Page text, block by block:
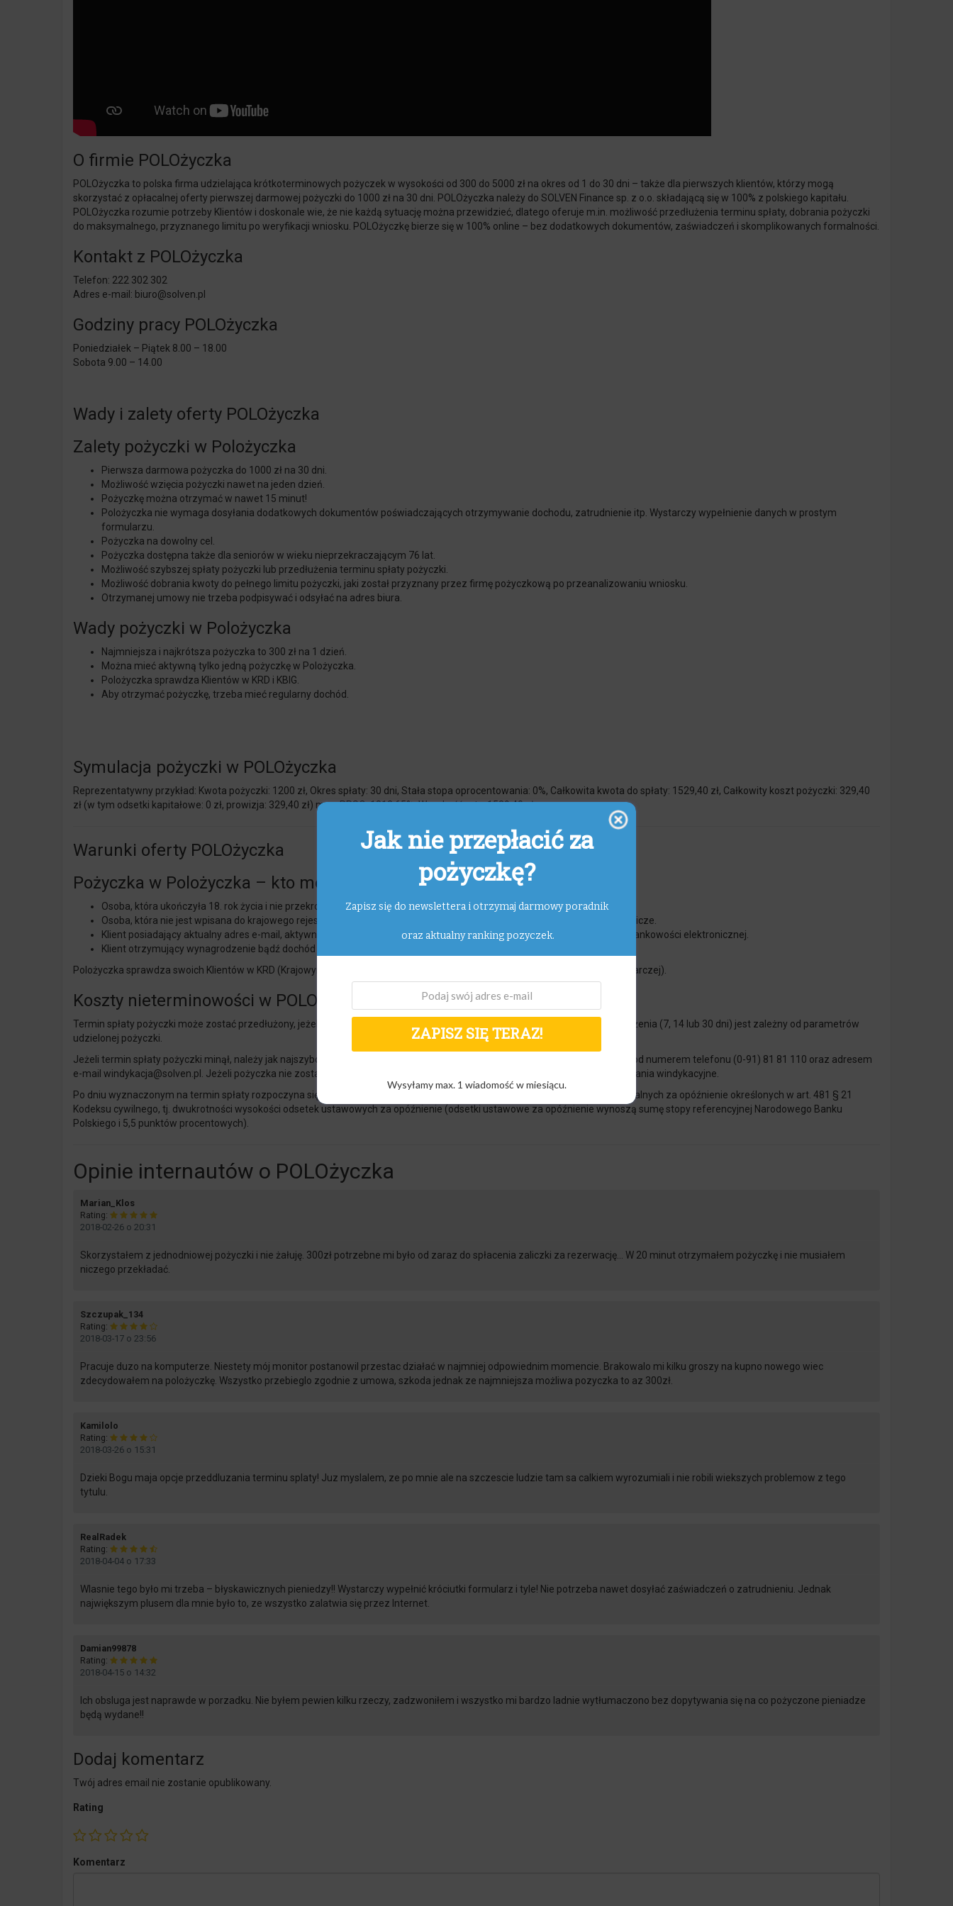
O firmie POLOżyczka
POLOżyczka to polska firma udzielająca krótkoterminowych pożyczek w wysokości od 300 do 5000 zł na okres od 1 do 30 dni – także dla pierwszych klientów, którzy mogą
skorzystać z opłacalnej oferty pierwszej darmowej pożyczki do 1000 zł na 30 dni. POLOżyczka należy do SOLVEN Finance sp. z o.o. składającą się w 100% z polskiego kapitału.
POLOżyczka rozumie potrzeby Klientów i doskonale wie, że nie każdą sytuację można przewidzieć, dlatego oferuje m.in. możliwość przedłużenia terminu spłaty, dobrania pożyczki
do maksymalnego, przyznanego limitu po weryfikacji wniosku. POLOżyczkę bierze się w 100% online – bez dodatkowych dokumentów, zaświadczeń i skomplikowanych formalności.
Kontakt z POLOżyczka
Telefon: 222 302 302
Adres e-mail: biuro@solven.pl
Godziny pracy POLOżyczka
Poniedziałek – Piątek 8.00 – 18.00
Sobota 9.00 – 14.00
Wady i zalety oferty POLOżyczka
Zalety pożyczki w Polożyczka
Pierwsza darmowa pożyczka do 1000 zł na 30 dni.
Możliwość wzięcia pożyczki nawet na jeden dzień.
Pożyczkę można otrzymać w nawet 15 minut!
Polożyczka nie wymaga dosyłania dodatkowych dokumentów poświadczających otrzymywanie dochodu, zatrudnienie itp. Wystarczy wypełnienie danych w prostym
formularzu.
Pożyczka na dowolny cel.
Pożyczka dostępna także dla seniorów w wieku nieprzekraczającym 76 lat.
Możliwość szybszej spłaty pożyczki lub przedłużenia terminu spłaty pożyczki.
Możliwość dobrania kwoty do pełnego limitu pożyczki, jaki został przyznany przez firmę pożyczkową po przeanalizowaniu wniosku.
Otrzymanej umowy nie trzeba podpisywać i odsyłać na adres biura.
Wady pożyczki w Polożyczka
Najmniejsza i najkrótsza pożyczka to 300 zł na 1 dzień.
Można mieć aktywną tylko jedną pożyczkę w Polożyczka.
Polożyczka sprawdza Klientów w KRD i KBIG.
Aby otrzymać pożyczkę, trzeba mieć regularny dochód.
Symulacja pożyczki w POLOżyczka
Reprezentatywny przykład: Kwota pożyczki: 1200 zł, Okres spłaty: 30 dni, Stała stopa oprocentowania: 0%, Całkowita kwota do spłaty: 1529,40 zł, Całkowity koszt pożyczki: 329,40
zł (w tym odsetki kapitałowe: 0 zł, prowizja: 329,40 zł) max. RRSO: 1812,65%, Wysokość raty: 1529,40 zł
Warunki oferty POLOżyczka
Pożyczka w Polożyczka – kto może otrzymać?
Osoba, która ukończyła 18. rok życia i nie przekroczyła 76 lat, i która jest obywatelem Rzeczypospolitej Polskiej.
Osoba, która nie jest wpisana do krajowego rejestru dłużników, a w jej sprawie nie toczy się żadne postępowanie komornicze.
Klient posiadający aktualny adres e-mail, aktywny numer telefonu komórkowego, aktualny dowód osobisty i dostęp do bankowości elektronicznej.
Klient otrzymujący wynagrodzenie bądź dochód z tytułu świadczenia.
Polożyczka sprawdza swoich Klientów w KRD (Krajowym Rejestrze Dłużników) oraz KBIG (Krajowym Biurze Informacji Gospodarczej).
Koszty nieterminowości w POLOżyczka
Termin spłaty pożyczki może zostać przedłużony, jeżeli jeszcze nie minął wyznaczony dzień spłaty. Opłata oraz czas przedłużenia (7, 14 lub 30 dni) jest zależny od parametrów
udzielonej pożyczki.
Jeżeli termin spłaty pożyczki minął, należy jak najszybciej skontaktować się z Biurem Obsługi Klienta lub Działem Windykacji pod numerem telefonu (0-91) 81 81 110 oraz adresem
e-mail windykacja@solven.pl . Jeżeli pożyczka nie została spłacona w terminie, firma pożyczkowa podejmie niezwłoczne działania windykacyjne.
Po dniu wyznaczonym na termin spłaty rozpoczyna się naliczanie odsetek od kwoty pożyczki – w wysokości odsetek maksymalnych za opóźnienie określonych w art. 481 § 21
Kodeksu cywilnego, tj. dwukrotności wysokości odsetek ustawowych za opóźnienie (odsetki ustawowe za opóźnienie wynoszą sumę stopy referencyjnej Narodowego Banku
Polskiego i 5,5 punktów procentowych).
Opinie internautów o POLOżyczka
Marian_Klos
Rating:
2018-02-26 o 20:31
Skorzystałem z jednodniowej pożyczki i nie żałuję. 300zł potrzebne mi było od zaraz do spłacenia zaliczki za rezerwację… W 20 minut otrzymałem pożyczkę i nie musiałem
niczego przekładać.
Szczupak_134says:
Rating:
2018-03-17 o 23:56
Pracuje duzo na komputerze. Niestety mój monitor postanowil przestac działać w najmniej odpowiednim momencie. Brakowalo mi kilku groszy na kupno nowego wiec
zdecydowałem na polożyczkę. Wszystko przebieglo zgodnie z umowa, szkoda jednak ze najmniejsza możliwa pozyczka to az 300zł.
Kamilolo
Rating:
2018-03-26 o 15:31
Dzieki Bogu maja opcje przeddluzania terminu splaty! Juz myslalem, ze po mnie ale na szczescie ludzie tam sa calkiem wyrozumiali i nie robili wiekszych problemow z tego
tytulu.
RealRadeksays:
Rating:
2018-04-04 o 17:33
Wlasnie tego było mi trzeba – błyskawicznych pieniedzy!! Wystarczy wypełnić króciutki formularz i tyle! Nie potrzeba nawet dosyłać zaświadczeń o zatrudnieniu. Jednak
największym plusem dla mnie było to, ze wszystko zalatwia się przez Internet.
Damian99878says:
Rating:
2018-04-15 o 14:32
Ich obsluga jest naprawde w porzadku. Nie byłem pewien kilku rzeczy, zadzwoniłem i wszystko mi bardzo ladnie wytłumaczono bez dopytywania się na co pożyczone pieniadze
będą wydane!!
Dodaj komentarz
Twój adres email nie zostanie opublikowany.
Rating
Komentarz
Jak nie przepłacić za
pożyczkę?
Zapisz się do newslettera i otrzymaj darmowy poradnik
oraz aktualny ranking pozyczek.
ZAPISZ SIĘ TERAZ!
Wysyłamy max. 1 wiadomość w miesiącu.